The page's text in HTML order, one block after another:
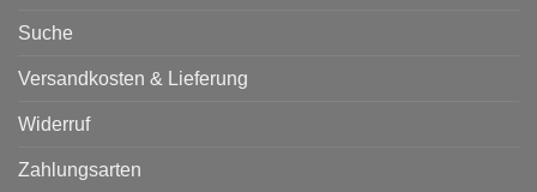
Suche
Versandkosten & Lieferung
Widerruf
Zahlungsarten